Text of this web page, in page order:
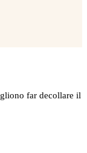
far decollare il